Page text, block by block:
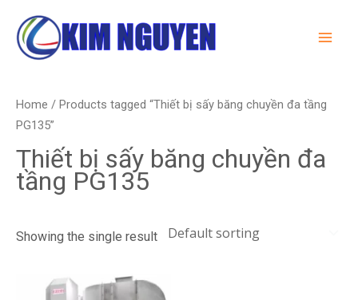
content
Home / Products tagged “Thiết bị sấy băng chuyền đa tầng
PG135”
Thiết bị sấy băng chuyền đa
tầng PG135
Showing the single result